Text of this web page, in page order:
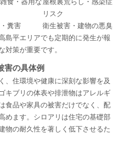
リスク
糞害
衛生被害・建物の悪臭
島平エリアでも定期的に発生が報
策が重要です。
害の具体例
、住環境や健康に深刻な影響を及
キブリの体表や排泄物はアレルギ
食品や家具の被害だけでなく、配
めます。シロアリは住宅の基礎部
物の耐久性を著しく低下させるた